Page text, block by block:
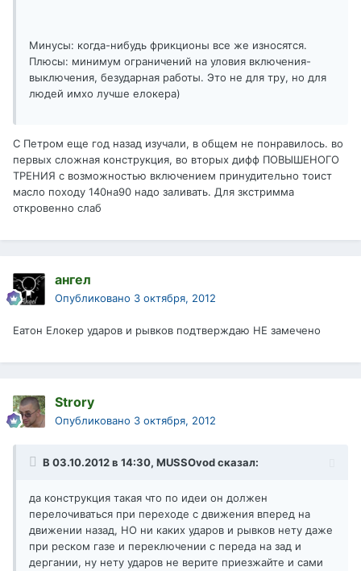
Минусы: когда-нибудь фрикционы все же износятся.
Плюсы: минимум ограничений на уловия включения-
выключения, безударная работы. Это не для тру, но для
людей имхо лучше елокера)
С Петром еще год назад изучали, в общем не понравилось. во
первых сложная конструкция, во вторых дифф ПОВЫШЕНОГО
ТРЕНИЯ с возможностью включением принудительно тоист
масло походу 140на90 надо заливать. Для зкстримма
откровенно слаб
ангел
Опубликовано 3 октября, 2012
Еатон Елокер ударов и рывков подтверждаю НЕ замечено
Strory
Опубликовано 3 октября, 2012
В 03.10.2012 в 14:30, MUSSOvod сказал:
да конструкция такая что по идеи он должен
перелочиваться при переходе с движения вперед на
движении назад, НО ни каких ударов и рывков нету даже
при реском газе и переключении с переда на зад и
дергании, ну нету ударов не верите приезжайте и сами